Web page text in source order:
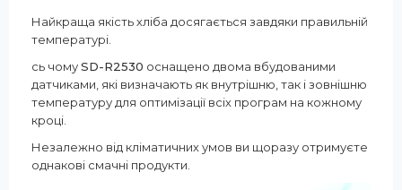
Найкраща якість хліба досягається завдяки правильній
температурі.
сь чомуSD-R2530 оснащено двома вбудованими
датчиками, які визначають як внутрішню, так і зовнішню
температуру для оптимізації всіх програм на кожному
кроці.
Незалежно від кліматичних умов ви щоразу отримуєте
однакові смачні продукти.